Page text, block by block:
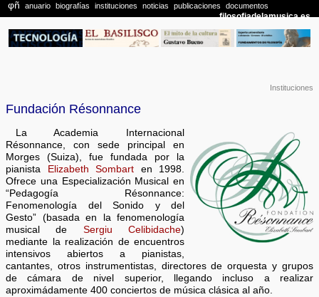
Instituciones
Fundación Résonnance
La Academia Internacional
Résonnance, con sede principal en
Morges (Suiza), fue fundada por la
pianista
Elizabeth Sombart en 1998.
Ofrece una Especialización Musical en
“Pedagogía Résonnance:
Fenomenología del Sonido y del
Gesto” (basada en la fenomenología
musical de Sergiu Celibidache)
mediante la realización de encuentros
intensivos abiertos a pianistas,
cantantes, otros instrumentistas, directores de orquesta y grupos
de cámara de nivel superior, llegando incluso a realizar
aproximádamente 400 conciertos de música clásica al año.